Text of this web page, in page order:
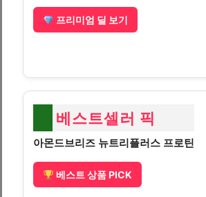
프리미엄 딜 보기
베스트셀러 픽
아몬드브리즈 뉴트리플러스 프로틴
베스트 상품 PICK